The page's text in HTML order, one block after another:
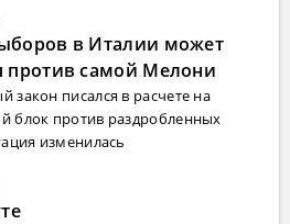
в Италии может
против самой Мелони
закон писался в расчете на
блок против раздробленных
изменилась